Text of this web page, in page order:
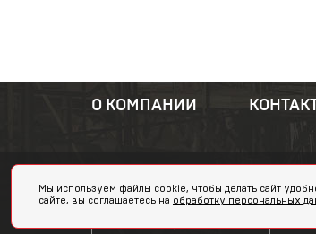
О КОМПАНИИ
Мы используем файлы cookie, чтобы делать сайт
сайте, вы соглашаетесь на обработку персональных